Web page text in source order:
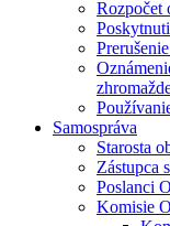
Rozpočet
Samospráva
Starosta
Zástupca
Poslanci
Komisie